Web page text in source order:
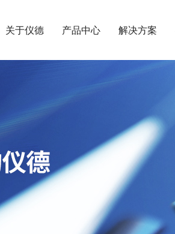
关于仪德 产品中心 解决方案